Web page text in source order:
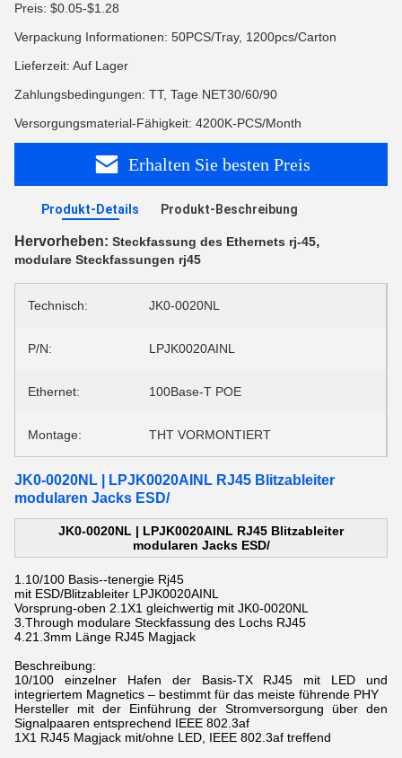
Preis: $0.05-$1.28
Verpackung Informationen: 50PCS/Tray, 1200pcs/Carton
Lieferzeit: Auf Lager
Zahlungsbedingungen: TT, Tage NET30/60/90
Versorgungsmaterial-Fähigkeit: 4200K-PCS/Month
Erhalten Sie besten Preis
Produkt-Details Produkt-Beschreibung
Hervorheben: Steckfassung des Ethernets rj-45,
modulare Steckfassungen rj45
Technisch: JK0-0020NL
P/N: LPJK0020AINL
Ethernet: 100Base-T POE
Montage: THT VORMONTIERT
JK0-0020NL | LPJK0020AINL RJ45 Blitzableiter
modularen Jacks ESD/
JK0-0020NL | LPJK0020AINL RJ45 Blitzableiter
modularen Jacks ESD/
1.10/100 Basis--tenergie Rj45
mit ESD/Blitzableiter LPJK0020AINL
Vorsprung-oben 2.1X1 gleichwertig mit JK0-0020NL
3.Through modulare Steckfassung des Lochs RJ45
4.21.3mm Länge RJ45 Magjack
Beschreibung:
10/100 einzelner Hafen der Basis-TX RJ45 mit LED und
integriertem Magnetics – bestimmt für das meiste führende PHY
Hersteller mit der Einführung der Stromversorgung über den
Signalpaaren entsprechend IEEE 802.3af
1X1 RJ45 Magjack mit/ohne LED, IEEE 802.3af treffend